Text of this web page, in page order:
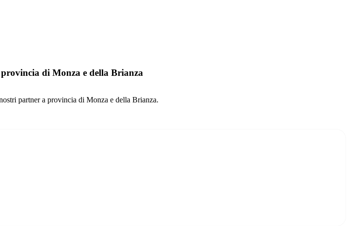
di Monza e della Brianza
partner a provincia di Monza e della Brianza.